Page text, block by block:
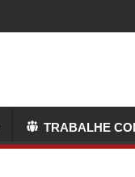
TRABALHE